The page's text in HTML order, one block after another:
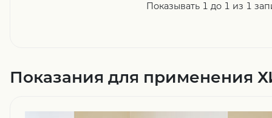
Показывать 1 до 1 из 1
Показания для применения